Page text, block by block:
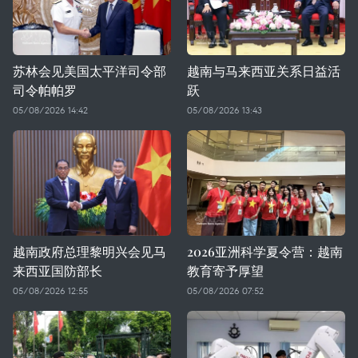
苏林会见美国太平洋司令部
司令帕帕罗
05/08/2026 14:42
越南与马来西亚关系日益活
跃
05/08/2026 13:43
越南政府总理黎明兴会见马
来西亚国防部长
05/08/2026 12:55
2026亚洲科学夏令营：越南
教育寄予厚望
05/08/2026 07:52